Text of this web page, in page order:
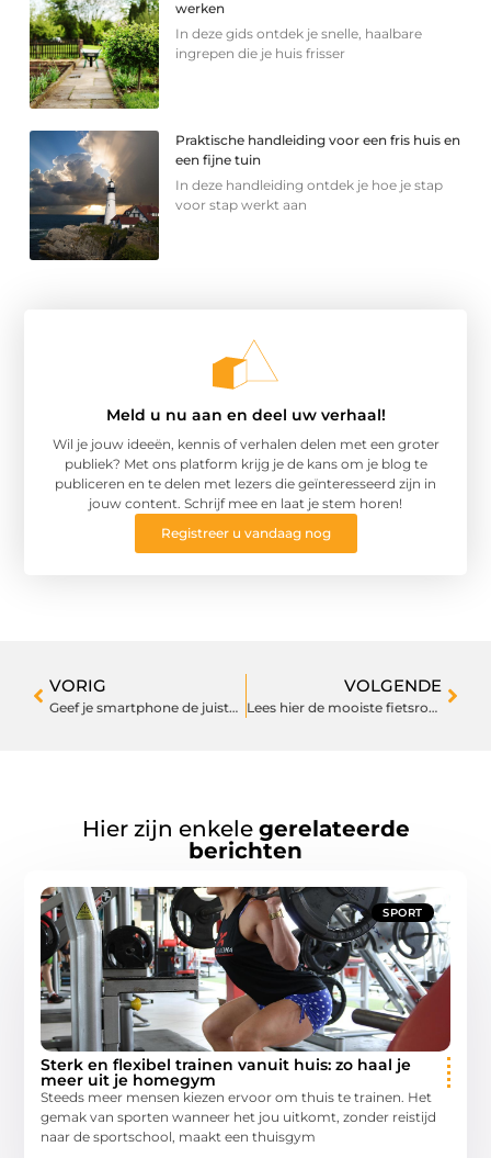
werken
In deze gids ontdek je snelle, haalbare
ingrepen die je huis frisser
Praktische handleiding voor een fris huis en
een fijne tuin
In deze handleiding ontdek je hoe je stap
voor stap werkt aan
Meld u nu aan en deel uw verhaal!
Wil je jouw ideeën, kennis of verhalen delen met een groter
publiek? Met ons platform krijg je de kans om je blog te
publiceren en te delen met lezers die geïnteresseerd zijn in
jouw content. Schrijf mee en laat je stem horen!
Registreer u vandaag nog
VORIG
Geef je smartphone de juiste bescherming
VOLGENDE
Lees hier de mooiste fietsroutes van Noord-Nederland!
Hier zijn enkele gerelateerde
berichten
SPORT
Sterk en flexibel trainen vanuit huis: zo haal je
meer uit je homegym
Steeds meer mensen kiezen ervoor om thuis te trainen. Het
gemak van sporten wanneer het jou uitkomt, zonder reistijd
naar de sportschool, maakt een thuisgym